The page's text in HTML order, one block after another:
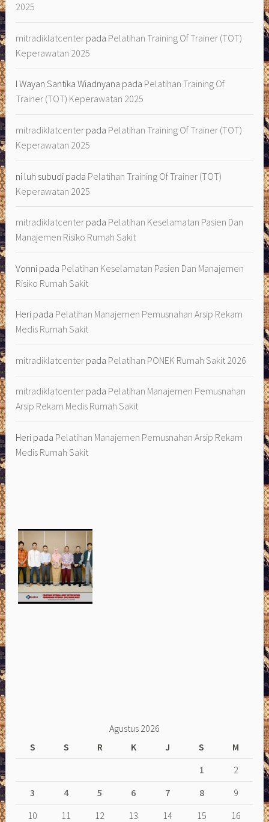
2025
mitradiklatcenter pada Pelatihan Training Of Trainer (TOT)
Keperawatan 2025
I Wayan Santika Wiadnyana pada Pelatihan Training Of
Trainer (TOT) Keperawatan 2025
mitradiklatcenter pada Pelatihan Training Of Trainer (TOT)
Keperawatan 2025
ni luh subudi pada Pelatihan Training Of Trainer (TOT)
Keperawatan 2025
mitradiklatcenter pada Pelatihan Keselamatan Pasien Dan
Manajemen Risiko Rumah Sakit
Vonni pada Pelatihan Keselamatan Pasien Dan Manajemen
Risiko Rumah Sakit
Heri pada Pelatihan Manajemen Pemusnahan Arsip Rekam
Medis Rumah Sakit
mitradiklatcenter pada Pelatihan PONEK Rumah Sakit 2026
mitradiklatcenter pada Pelatihan Manajemen Pemusnahan
Arsip Rekam Medis Rumah Sakit
Heri pada Pelatihan Manajemen Pemusnahan Arsip Rekam
Medis Rumah Sakit
Agustus 2026
S
S R K J S
M
1
2
3
4 5 6 7 8
9
10
11 12 13 14 15
16